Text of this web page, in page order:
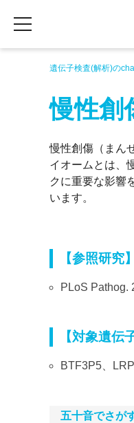
遺伝子検査(解析)の
慢性創
慢性創傷（まん
イオームとは、
クに重要な影響
います。
【参照研究】
PLoS Pathog.
【対象遺伝
BTF3P5、
五十音でさが